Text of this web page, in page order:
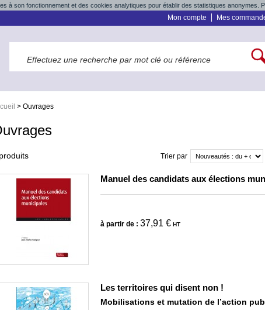
à son fonctionnement et des cookies analytiques pour établir des statistiques anonymes.
Mon compte Mes
> Ouvrages
Trier par
Manuel des candidats aux élections
à partir de : 37,91 € HT
Les territoires qui disent non !
Mobilisations et mutation de l’action